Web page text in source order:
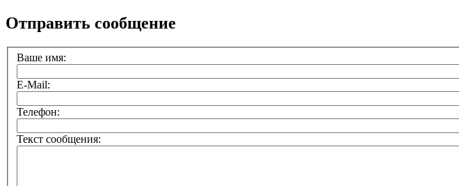
Отправить сообщение
Ваше имя:
E-Mail:
Телефон:
Текст сообщения: